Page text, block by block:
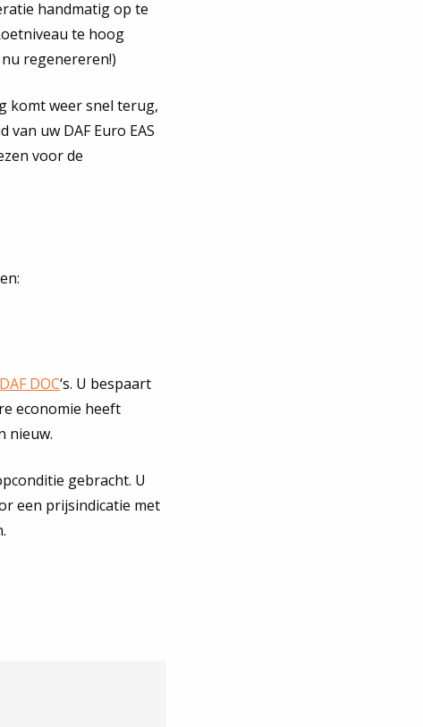
handmatig op te
te hoog
regenereren!)
komt weer snel terug,
uw DAF Euro EAS
voor de
DOC‘s. U bespaart
economie heeft
nieuw.
gebracht. U
een prijsindicatie met